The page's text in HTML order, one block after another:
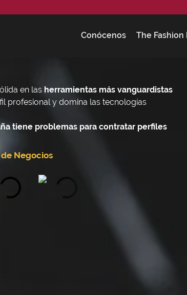
Conócenos The
en las herramientas más vanguardistas
profesional y domina las tecnologías
tiene problemas para contratar perfiles
Negocios